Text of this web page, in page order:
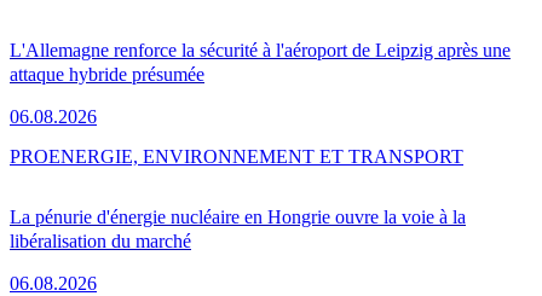
L'Allemagne renforce la sécurité à l'aéroport de Leipzig après une
attaque hybride présumée
06.08.2026
La pénurie d'énergie nucléaire en Hongrie ouvre la voie à la
libéralisation du marché
06.08.2026
PROENERGIE, ENVIRONNEMENT ET TRANSPORT